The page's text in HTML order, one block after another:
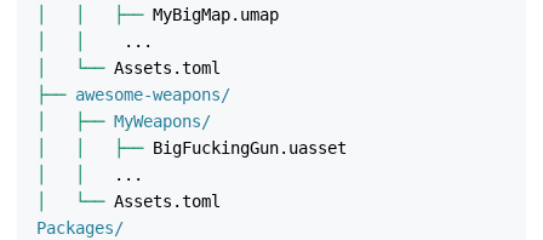
├── MyBigMap.umap
    ...
└── Assets.toml
├── awesome-weapons/
├── MyWeapons/
├── BigFuckingGun.uasset
   ...
└── Assets.toml
Packages/